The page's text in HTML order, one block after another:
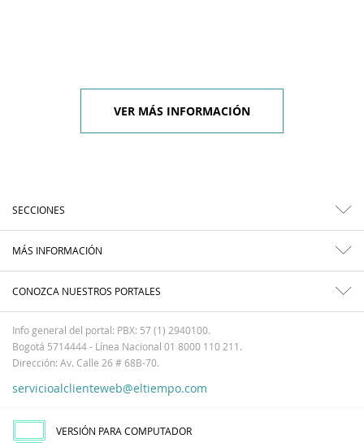
VER MÁS INFORMACIÓN
SECCIONES
MÁS INFORMACIÓN
CONOZCA NUESTROS PORTALES
Info general del portal: PBX: 57 (1) 2940100.
Bogotá 5714444 - Línea Nacional 01 8000 110 211.
Dirección: Av. Calle 26 # 68B-70.
servicioalclienteweb@eltiempo.com
VERSIÓN PARA COMPUTADOR